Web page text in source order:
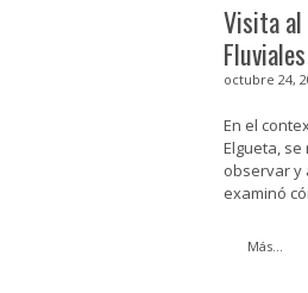
Visita al
octubre 24,
En el
Elgueta,
observar y
examinó
Más...